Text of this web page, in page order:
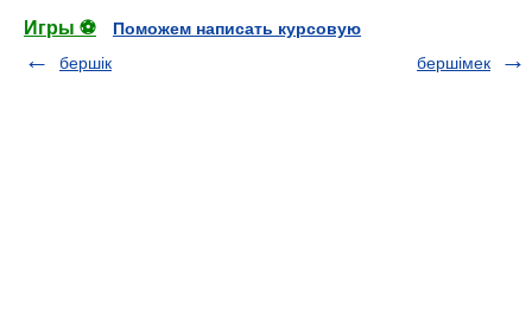
Игры ⚽
Поможем написать курсовую
бершік
бершімек